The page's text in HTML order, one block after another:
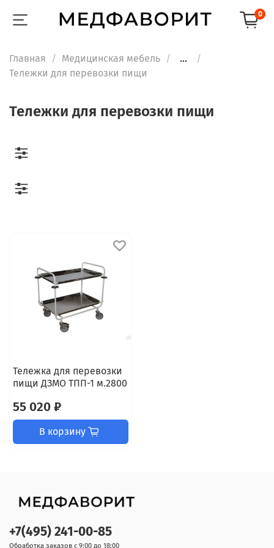
0
Главная Медицинская мебель
...
Тележки для перевозки пищи
Тележки для перевозки пищи
Тележка для перевозки
пищи ДЗМО ТПП-1 м.2800
55 020 ₽
В корзину
+7(495) 241-00-85
Обработка заказов с 9:00 до 18:00